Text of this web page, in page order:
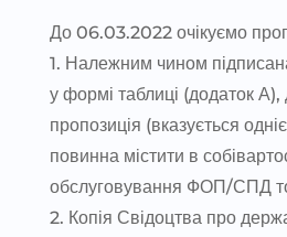
До 06.03.2022 очікуємо
1. Належним чином
у формі таблиці (додаток А),
пропозиція (вказується
повинна містити в
обслуговування ФОП/СПД
2. Копія Свідоцтва про